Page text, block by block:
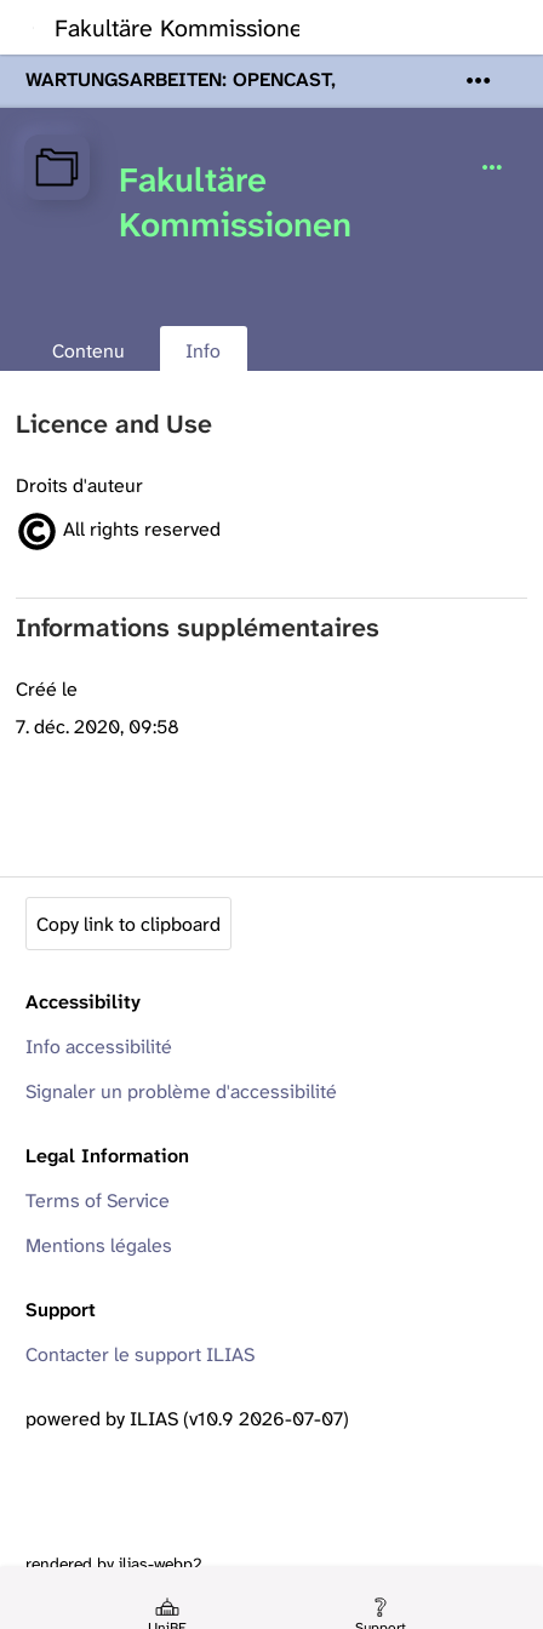
Fakultäre Kommissionen
WARTUNGSARBEITEN: OPENCAST,
PODCASTS & TOBIRA
Mi 19. August
Wartungsarbeiten an den Opencast-
Servern werden Ihnen Podcasts,
Opencast-Videos und Tobira nicht zur
Verfügung stehen. Kontakt:
Fakultäre
Kommissionen
Contenu Info
Licence and Use
Droits d'auteur
All rights reserved
Informations supplémentaires
Créé le
7. déc. 2020, 09:58
Copy link to clipboard
Accessibility
Info accessibilité
Signaler un problème d'accessibilité
Legal Information
Terms of Service
Mentions légales
Support
Contacter le support ILIAS
powered by ILIAS (v10.9 2026-07-07)
rendered by ilias-webp2